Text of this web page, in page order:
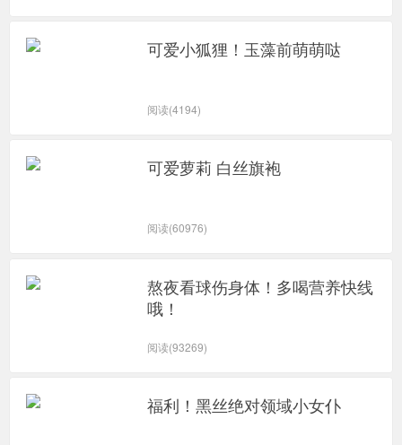
可爱小狐狸！玉藻前萌萌哒
阅读(4194)
可爱萝莉 白丝旗袍
阅读(60976)
熬夜看球伤身体！多喝营养快线
哦！
阅读(93269)
福利！黑丝绝对领域小女仆